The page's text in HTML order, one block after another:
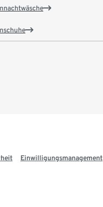
Einwilligungsmanagement